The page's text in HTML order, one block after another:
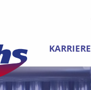
springen
KARRIERE